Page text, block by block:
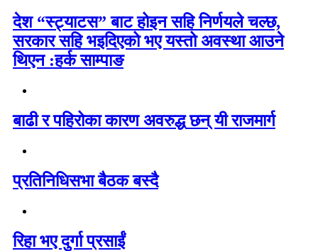
देश “स्ट्याटस” बाट होइन सहि निर्णयले चल्छ,
सरकार सहि भइदिएको भए यस्तो अवस्था आउने
थिएन :हर्क साम्पाङ
बाढी र पहिरोका कारण अवरुद्ध छन् यी राजमार्ग
प्रतिनिधिसभा बैठक बस्दै
रिहा भए दुर्गा प्रसाईं